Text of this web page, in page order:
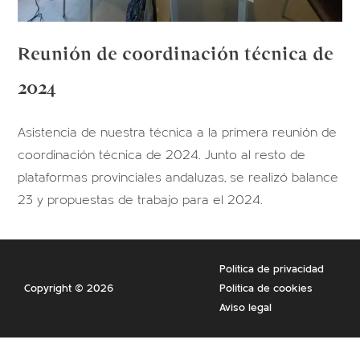
Reunión de coordinación técnica de
2024
Asistencia de nuestra técnica a la primera reunión de
coordinación técnica de 2024. Junto al resto de
plataformas provinciales andaluzas, se realizó balance
23 y propuestas de trabajo para el 2024.
Copyright © 2026
Política de privacidad
Política de cookies
Aviso legal